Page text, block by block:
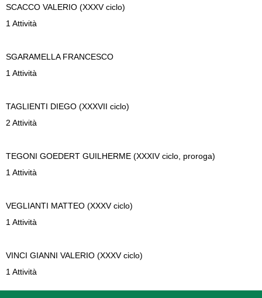
SCACCO VALERIO (XXXV ciclo)
1 Attività
SGARAMELLA FRANCESCO
1 Attività
TAGLIENTI DIEGO (XXXVII ciclo)
2 Attività
TEGONI GOEDERT GUILHERME (XXXIV ciclo, proroga)
1 Attività
VEGLIANTI MATTEO (XXXV ciclo)
1 Attività
VINCI GIANNI VALERIO (XXXV ciclo)
1 Attività